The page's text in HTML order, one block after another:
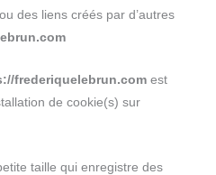
des liens créés par d’autres
frederiquelebrun.com est
de cookie(s) sur
taille qui enregistre des